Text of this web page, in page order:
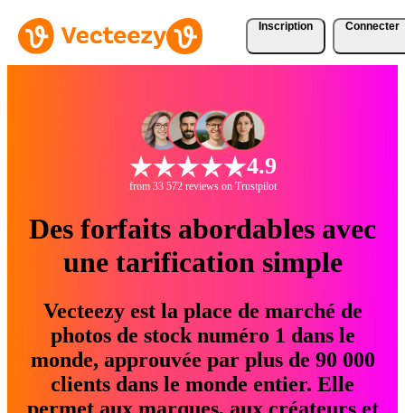
Inscription Connecter
4.9
from 33 572 reviews on Trustpilot
Des forfaits abordables avec
une tarification simple
Vecteezy est la place de marché de
photos de stock numéro 1 dans le
monde, approuvée par plus de 90 000
clients dans le monde entier. Elle